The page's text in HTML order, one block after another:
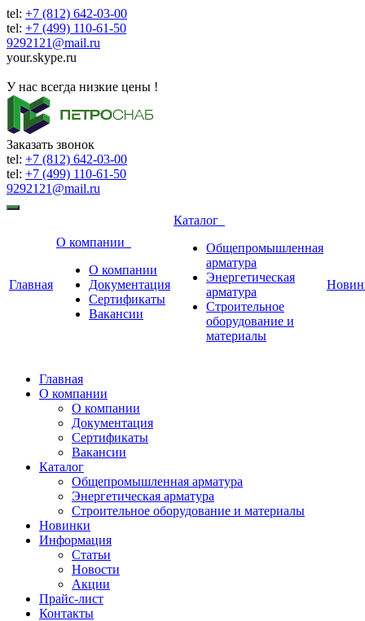
tel: +7 (812) 642-03-00
tel: +7 (499) 110-61-50
9292121@mail.ru
your.skype.ru
У нас всегда низкие цены !
Заказать звонок
tel: +7 (812) 642-03-00
tel: +7 (499) 110-61-50
9292121@mail.ru
Главная
О компании
О компании
Документация
Сертификаты
Вакансии
Каталог
Общепромышленная
арматура
Энергетическая
арматура
Строительное
оборудование и
материалы
Главная
О компании
О компании
Документация
Сертификаты
Вакансии
Каталог
Общепромышленная арматура
Энергетическая арматура
Строительное оборудование и материалы
Новинки
Информация
Статьи
Новости
Акции
Прайс-лист
Контакты